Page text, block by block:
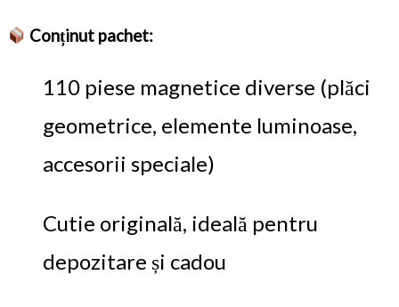
Conținut pachet:
110 piese magnetice diverse (plăci
geometrice, elemente luminoase,
accesorii speciale)
Cutie originală, ideală pentru
depozitare și cadou